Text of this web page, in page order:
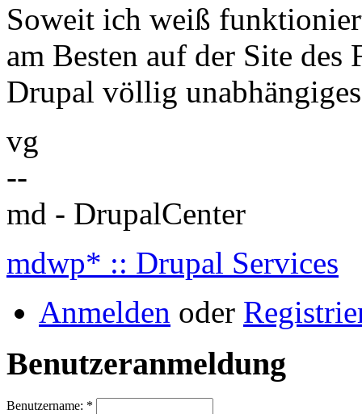
Soweit ich weiß
am Besten auf der Site
Drupal völlig
vg
--
md - DrupalCenter
mdwp* :: Drupal Services
Anmelden oder
Benutzeranmeldung
Benutzername: *